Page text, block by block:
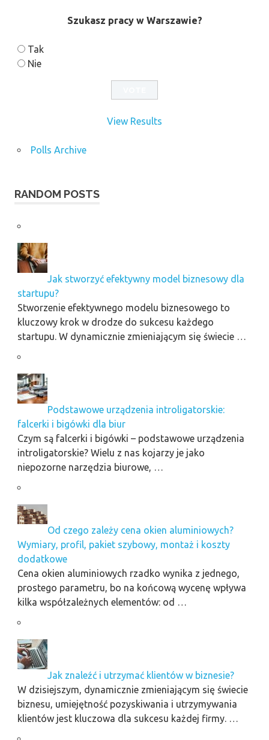
Szukasz pracy w Warszawie?
Tak
Nie
View Results
Polls Archive
RANDOM POSTS
Jak stworzyć efektywny model biznesowy dla
startupu?
Stworzenie efektywnego modelu biznesowego to
kluczowy krok w drodze do sukcesu każdego
startupu. W dynamicznie zmieniającym się świecie …
Podstawowe urządzenia introligatorskie:
falcerki i bigówki dla biur
Czym są falcerki i bigówki – podstawowe urządzenia
introligatorskie? Wielu z nas kojarzy je jako
niepozorne narzędzia biurowe, …
Od czego zależy cena okien aluminiowych?
Wymiary, profil, pakiet szybowy, montaż i koszty
dodatkowe
Cena okien aluminiowych rzadko wynika z jednego,
prostego parametru, bo na końcową wycenę wpływa
kilka współzależnych elementów: od …
Jak znaleźć i utrzymać klientów w biznesie?
W dzisiejszym, dynamicznie zmieniającym się świecie
biznesu, umiejętność pozyskiwania i utrzymywania
klientów jest kluczowa dla sukcesu każdej firmy. …